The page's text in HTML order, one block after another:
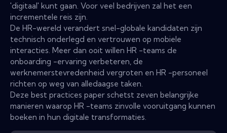
'digitaal' kunt gaan. Voor veel bedrijven zal het een
incrementele reis zijn.
De HR-wereld verandert snel-globale kandidaten zijn
technisch onderlegd en vertrouwen op mobiele
interacties. Meer dan ooit willen HR -teams de
onboarding -ervaring verbeteren, de
werknemerstevredenheid vergroten en HR -personeel
richten op weg van alledaagse taken.
Deze best practices paper schetst zeven belangrijke
manieren waarop HR -teams zinvolle vooruitgang kunnen
boeken in hun digitale transformaties.